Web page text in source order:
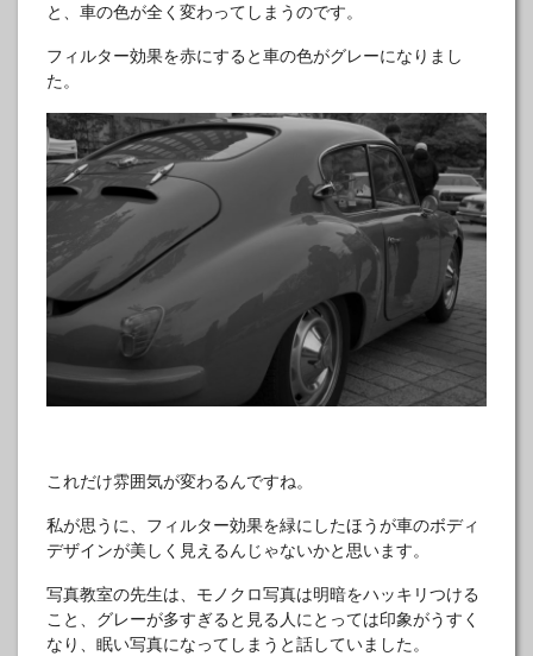
と、車の色が全く変わってしまうのです。
フィルター効果を赤にすると車の色がグレーになりまし
た。
これだけ雰囲気が変わるんですね。
私が思うに、フィルター効果を緑にしたほうが車のボディ
デザインが美しく見えるんじゃないかと思います。
写真教室の先生は、モノクロ写真は明暗をハッキリつける
こと、グレーが多すぎると見る人にとっては印象がうすく
なり、眠い写真になってしまうと話していました。